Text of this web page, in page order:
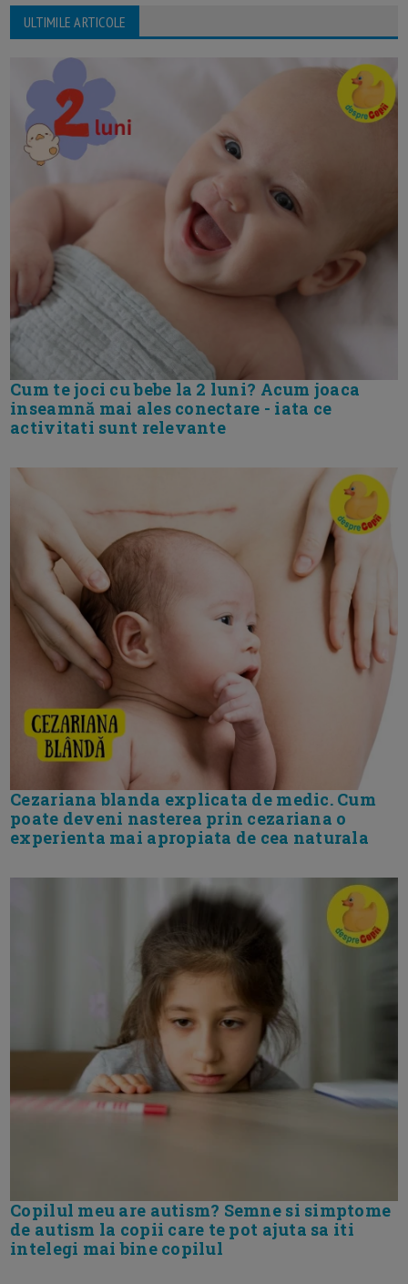
ULTIMILE ARTICOLE
Cum te joci cu bebe la 2 luni? Acum joaca
inseamnă mai ales conectare - iata ce
activitati sunt relevante
Cezariana blanda explicata de medic. Cum
poate deveni nasterea prin cezariana o
experienta mai apropiata de cea naturala
Copilul meu are autism? Semne si simptome
de autism la copii care te pot ajuta sa iti
intelegi mai bine copilul